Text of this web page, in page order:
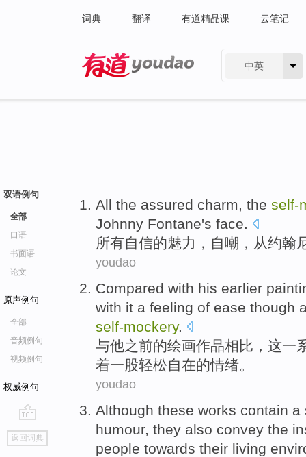
词典 翻译 有道精品课 云笔记
中英
双语例句
全部
口语
书面语
论文
原声例句
全部
音频例句
视频例句
权威例句
go
top
返回词典
All the assured charm, the self-
Johnny Fontane's face.
所有自信的魅力 ， 自嘲 ， 从约翰
youdao
Compared with his earlier
with it a feeling of ease though
self-mockery.
与他之前的绘画作品相比 ， 这一
着一股轻松自在的情绪。
youdao
Although these works contain a
humour, they also convey the
people towards their living